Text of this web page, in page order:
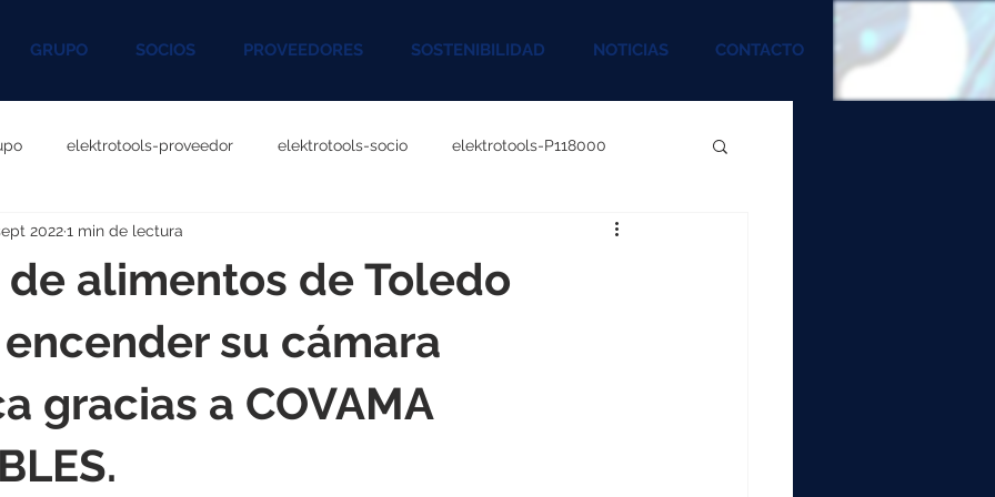
GRUPO SOCIOS PROVEEDORES SOSTENIBILIDAD NOTICIAS CONTACTO
elektrotools-proveedor elektrotools-socio elektrotools-P118000
P060000 elektrotools-P027000
elektrotools-P041000
P046000 elektrotools-P121000 elektrotools-P118000
de alimentos de Toledo
su cámara
gracias a COVAMA
20221 min de lectura